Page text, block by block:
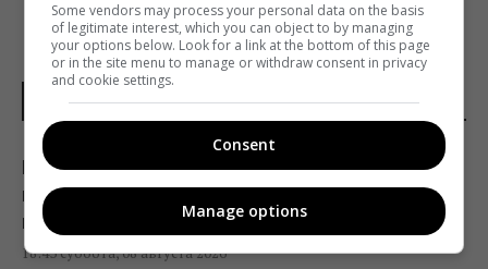
НОВОСТИ УКРАИНЫ
Пессимизм вернулся в Украину: аналитик
предостерег от ошибочного взгляда на
войну
18:43 суббота, 08 августа 2026
Some vendors may process your personal data on the basis
of legitimate interest, which you can object to by managing
your options below. Look for a link at the bottom of this page
or in the site menu to manage or withdraw consent in privacy
and cookie settings.
Consent
Manage options